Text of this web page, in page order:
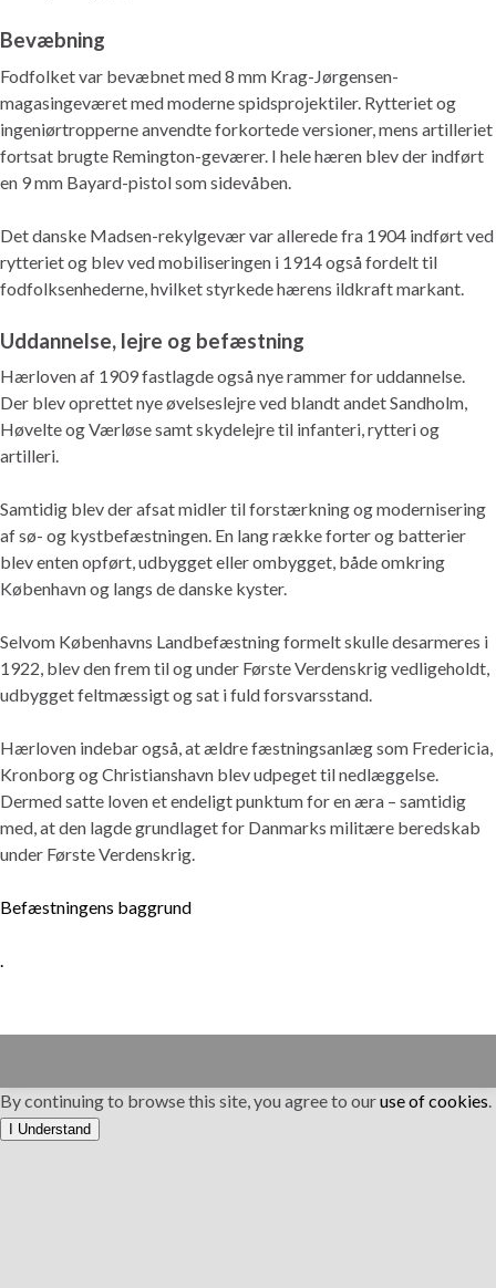
Bevæbning
Fodfolket var bevæbnet med 8 mm Krag-Jørgensen-
magasingeværet med moderne spidsprojektiler. Rytteriet og
ingeniørtropperne anvendte forkortede versioner, mens artilleriet
fortsat brugte Remington-geværer. I hele hæren blev der indført
en 9 mm Bayard-pistol som sidevåben.
Det danske Madsen-rekylgevær var allerede fra 1904 indført ved
rytteriet og blev ved mobiliseringen i 1914 også fordelt til
fodfolksenhederne, hvilket styrkede hærens ildkraft markant.
Uddannelse, lejre og befæstning
Hærloven af 1909 fastlagde også nye rammer for uddannelse.
Der blev oprettet nye øvelseslejre ved blandt andet Sandholm,
Høvelte og Værløse samt skydelejre til infanteri, rytteri og
artilleri.
Samtidig blev der afsat midler til forstærkning og modernisering
af sø- og kystbefæstningen. En lang række forter og batterier
blev enten opført, udbygget eller ombygget, både omkring
København og langs de danske kyster.
Selvom Københavns Landbefæstning formelt skulle desarmeres i
1922, blev den frem til og under Første Verdenskrig vedligeholdt,
udbygget feltmæssigt og sat i fuld forsvarsstand.
Hærloven indebar også, at ældre fæstningsanlæg som Fredericia,
Kronborg og Christianshavn blev udpeget til nedlæggelse.
Dermed satte loven et endeligt punktum for en æra – samtidig
med, at den lagde grundlaget for Danmarks militære beredskab
under Første Verdenskrig.
Befæstningens baggrund
.
By continuing to browse this site, you agree to ouruse of cookies.
I Understand